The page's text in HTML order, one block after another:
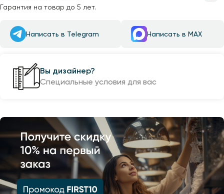
Гарантия на товар до 5 лет.
Написать в Telegram Написать в MAX
Вы дизайнер?
Специальные условия для вас